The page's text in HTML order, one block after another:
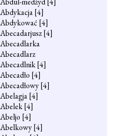
Abdykacja[4]
Abdykować [4]
Abecadarjusz[4]
Abecadlarka
Abecadlarz
Abecadlnik[4]
Abecadło [4]
Abecadłowy[4]
Abelagja[4]
Abelek[4]
Abeljo [4]
Abelkowy[4]